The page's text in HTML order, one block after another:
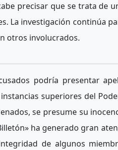
precisar que se trata de
La investigación continúa
otros involucrados.
podría presentar
superiores del
se presume su
ha generado gran
de algunos